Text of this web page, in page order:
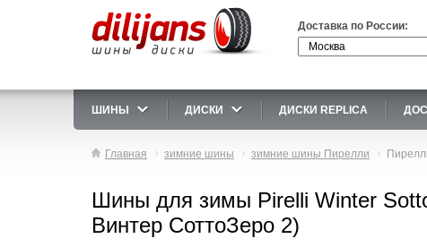
Доставка по России:
ШИНЫ ДИСКИ ДИСКИ REPLICA
Главная зимние шины зимние шины Пирелли
Шины для зимы Pirelli Winter
Винтер СоттоЗеро 2)